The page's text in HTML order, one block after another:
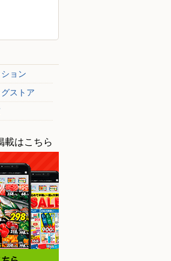
ョン
グストア
載はこちら